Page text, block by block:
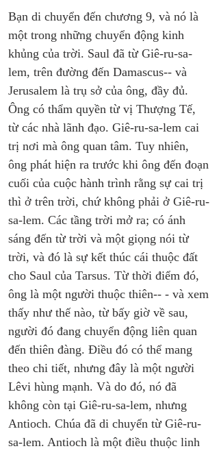
Bạn di chuyển đến chương 9, và nó là
một trong những chuyển động kinh
khủng của trời. Saul đã từ Giê-ru-sa-
lem, trên đường đến Damascus-- và
Jerusalem là trụ sở của ông, đầy đủ.
Ông có thẩm quyền từ vị Thượng Tế,
từ các nhà lãnh đạo. Giê-ru-sa-lem cai
trị nơi mà ông quan tâm. Tuy nhiên,
ông phát hiện ra trước khi ông đến đoạn
cuối của cuộc hành trình rằng sự cai trị
thì ở trên trời, chứ không phải ở Giê-ru-
sa-lem. Các tầng trời mở ra; có ánh
sáng đến từ trời và một giọng nói từ
trời, và đó là sự kết thúc cái thuộc đất
cho Saul của Tarsus. Từ thời điểm đó,
ông là một người thuộc thiên-- - và xem
thấy như thế nào, từ bấy giờ về sau,
người đó đang chuyển động liên quan
đến thiên đàng. Điều đó có thể mang
theo chi tiết, nhưng đây là một người
Lêvi hùng mạnh. Và do đó, nó đã
không còn tại Giê-ru-sa-lem, nhưng
Antioch. Chúa đã di chuyển từ Giê-ru-
sa-lem. Antioch là một điều thuộc linh